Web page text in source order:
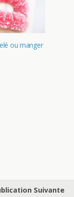
ou manger
Suivante